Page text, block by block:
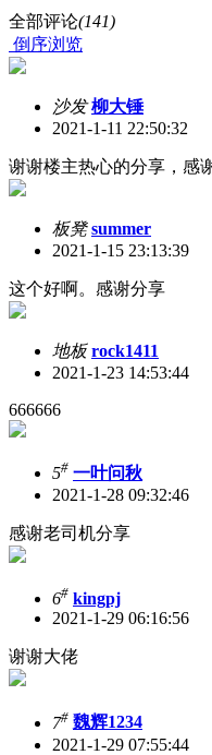
全部评论(141)
倒序浏览
沙发 柳大锤
2021-1-11 22:50:32
谢谢楼主热心的分享，感
板凳 summer
2021-1-15 23:13:39
这个好啊。感谢分享
地板 rock1411
2021-1-23 14:53:44
666666
5# 一叶问秋
2021-1-28 09:32:46
感谢老司机分享
6# kingpj
2021-1-29 06:16:56
谢谢大佬
7# 魏辉1234
2021-1-29 07:55:44